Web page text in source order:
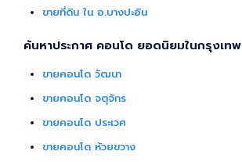
ขายที่ดิน ใน อ.บางปะอิน
ค้นหาประกาศ คอนโด ยอดนิยมในกรุงเทพ
ขายคอนโด วัฒนา
ขายคอนโด จตุจักร
ขายคอนโด ประเวศ
ขายคอนโด ห้วยขวาง